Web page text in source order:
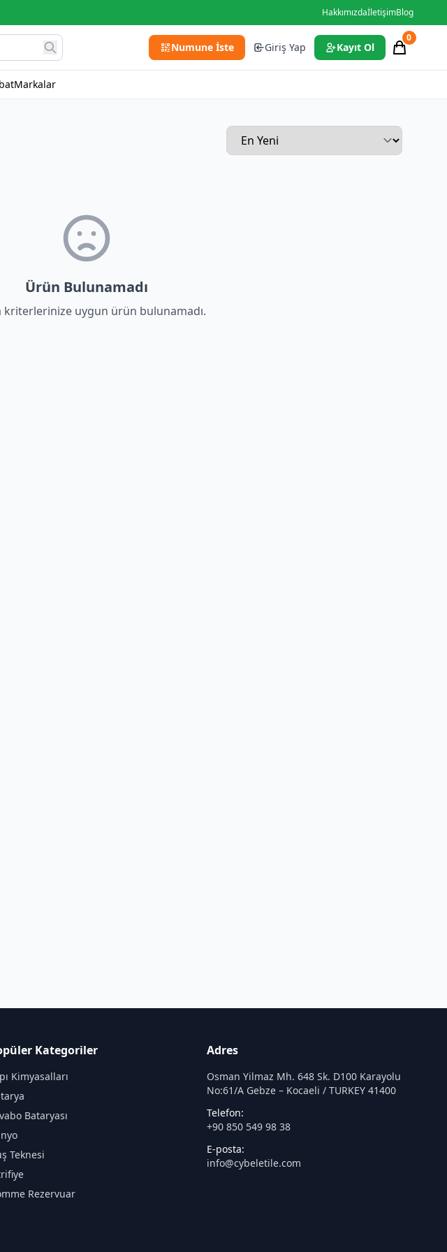
HakkımızdaİletişimBlog
Numune İste Giriş Yap Kayıt Ol
0
Markalar
Ürün Bulunamadı
kriterlerinize uygun ürün bulunamadı.
Kategoriler
Kimyasalları
Bataryası
Teknesi
Rezervuar
Adres
Osman Yilmaz Mh. 648 Sk. D100 Karayolu
No:61/A Gebze – Kocaeli / TURKEY 41400
Telefon:
+90 850 549 98 38
E-posta:
info@cybeletile.com